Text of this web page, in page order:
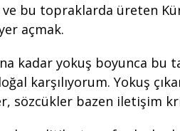
bu topraklarda üreten
açmak.
kadar yokuş boyunca bu
karşılıyorum. Yokuş
sözcükler bazen iletişim